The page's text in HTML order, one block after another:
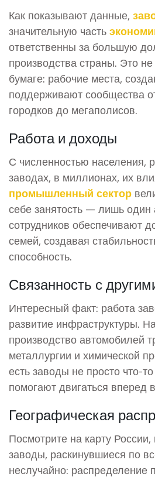
Как показывают данные,
значительную часть
ответственны за большую
производства страны. Это
бумаге: рабочие места,
поддерживают сообщества
городков до мегаполисов.
Работа и доходы
С численностью населения,
заводах, в миллионах, их
промышленный сектор
себе занятость — лишь один
сотрудников обеспечивают
семей, создавая
способность.
Связанность с
Интересный факт: работа
развитие инфраструктуры.
производство автомобилей
металлургии и химической
есть заводы не просто что-
помогают двигаться вперед
Географическая
Посмотрите на карту
заводы, раскинувшиеся по
неслучайно: распределение